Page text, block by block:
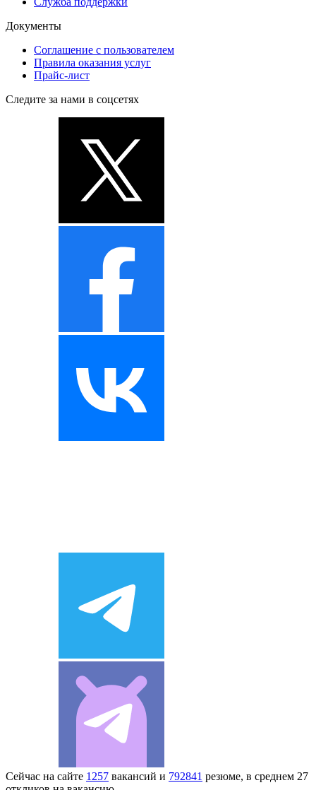
Документы
Соглашение с пользователем
Правила оказания услуг
Прайс-лист
Следите за нами в соцсетях
Сейчас на сайте 1257 вакансий и 792841 резюме, в среднем 27